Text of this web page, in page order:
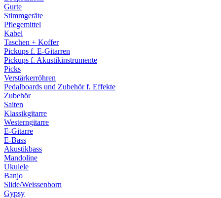
Gurte
Stimmgeräte
Pflegemittel
Kabel
Taschen + Koffer
Pickups f. E-Gitarren
Pickups f. Akustikinstrumente
Picks
Verstärkerröhren
Pedalboards und Zubehör f. Effekte
Zubehör
Saiten
Klassikgitarre
Westerngitarre
E-Gitarre
E-Bass
Akustikbass
Mandoline
Ukulele
Banjo
Slide/Weissenborn
Gypsy